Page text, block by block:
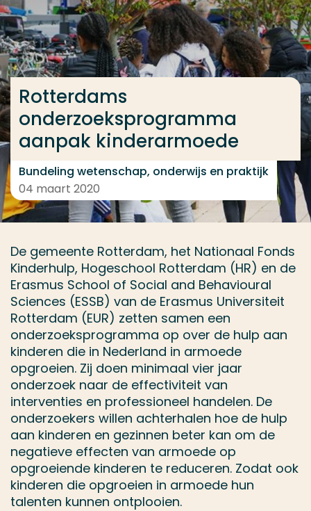
Ga direct naar de content
... > Rotterdams onderzoeksprogramma aanpak
Rotterdams
onderzoeksprogramma
aanpak kinderarmoede
Bundeling wetenschap, onderwijs en praktijk
04 maart 2020
De gemeente Rotterdam, het Nationaal Fonds
Kinderhulp, Hogeschool Rotterdam (HR) en de
Erasmus School of Social and Behavioural
Sciences (ESSB) van de Erasmus Universiteit
Rotterdam (EUR) zetten samen een
onderzoeksprogramma op over de hulp aan
kinderen die in Nederland in armoede
opgroeien. Zij doen minimaal vier jaar
onderzoek naar de effectiviteit van
interventies en professioneel handelen. De
onderzoekers willen achterhalen hoe de hulp
aan kinderen en gezinnen beter kan om de
negatieve effecten van armoede op
opgroeiende kinderen te reduceren. Zodat ook
kinderen die opgroeien in armoede hun
talenten kunnen ontplooien.
Veel gezocht
Opleiding
Contact